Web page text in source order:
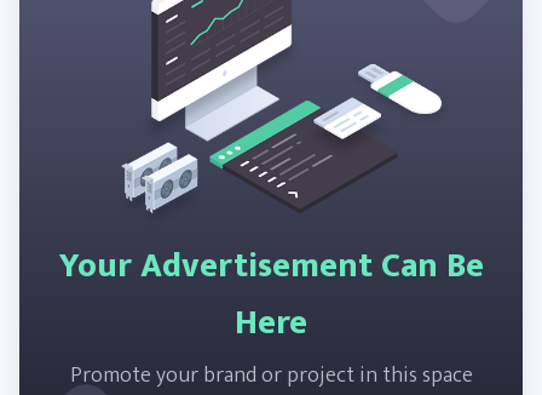
Your Advertisement Can Be
Here
Promote your brand or project in this space